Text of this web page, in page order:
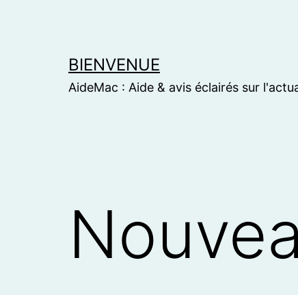
BIENVENUE
AideMac : Aide & avis éclairés sur